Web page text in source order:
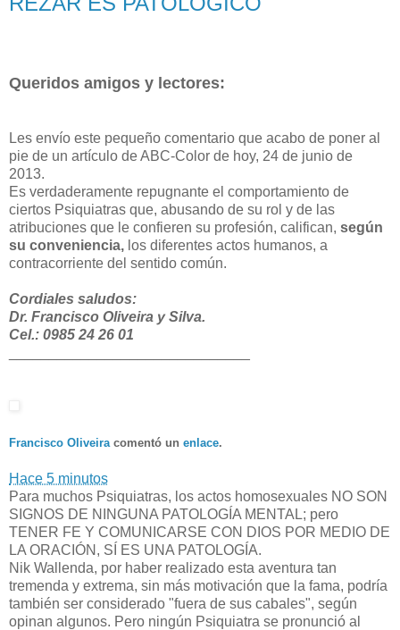
Queridos amigos y lectores:
Les envío este pequeño comentario que acabo de poner al
pie de un artículo de ABC-Color de hoy, 24 de junio de
2013.
Es verdaderamente repugnante el comportamiento de
ciertos Psiquiatras que, abusando de su rol y de las
atribuciones que le confieren su profesión, califican, según
su conveniencia, los diferentes actos humanos, a
contracorriente del sentido común.
Cordiales saludos:
Dr. Francisco Oliveira y Silva.
Cel.: 0985 24 26 01
Francisco Oliveira comentó un enlace.
Hace 5 minutos
Para muchos Psiquiatras, los actos homosexuales NO SON
SIGNOS DE NINGUNA PATOLOGÍA MENTAL; pero
TENER FE Y COMUNICARSE CON DIOS POR MEDIO DE
LA ORACIÓN, SÍ ES UNA PATOLOGÍA.
Nik Wallenda, por haber realizado esta aventura tan
tremenda y extrema, sin más motivación que la fama, podría
también ser considerado "fuera de sus cabales", según
opinan algunos. Pero ningún Psiquiatra se pronunció al